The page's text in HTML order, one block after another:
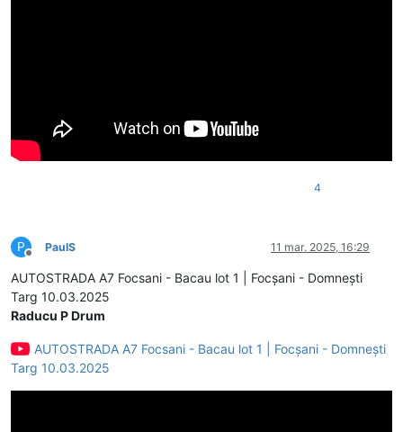
4
P
Deconectat
PaulS 11 mar. 2025, 16:29
AUTOSTRADA A7 Focsani - Bacau lot 1 | Focșani - Domnești
Targ 10.03.2025
Raducu P Drum
AUTOSTRADA A7 Focsani - Bacau lot 1 | Focșani - Domnești
Targ 10.03.2025